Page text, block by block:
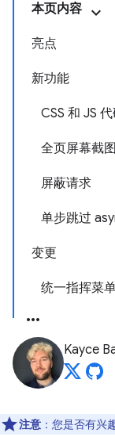
本页内容
亮点
新功能
CSS 和 JS
全页屏幕截图
屏蔽请求
单步跳过
变更
统一指挥菜
Kayce
注意 ：您是否有兴